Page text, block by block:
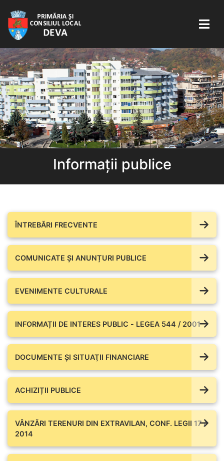
Informații publice
ÎNTREBĂRI FRECVENTE
COMUNICATE ŞI ANUNȚURI PUBLICE
EVENIMENTE CULTURALE
INFORMAȚII DE INTERES PUBLIC - LEGEA 544 / 2001
DOCUMENTE ŞI SITUAŢII FINANCIARE
ACHIZIȚII PUBLICE
VÂNZĂRI TERENURI DIN EXTRAVILAN, CONF. LEGII 17 /
2014